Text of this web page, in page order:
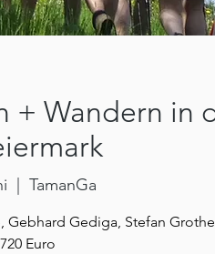
+ Wandern in
TamanGa
Gebhard Gediga, Stefan Grothe
Euro